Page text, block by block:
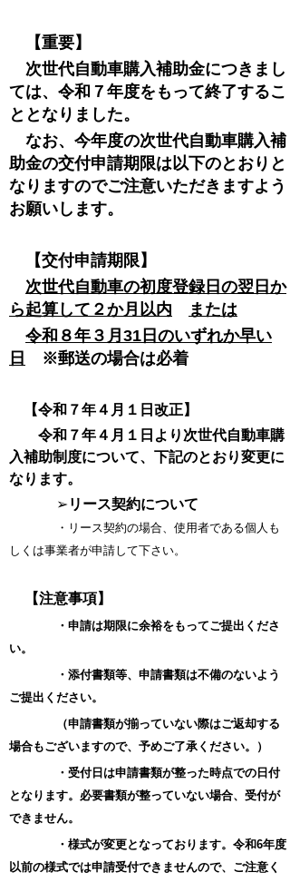
【重要】
次世代自動車購入補助金につきまし
ては、令和７年度をもって終了するこ
ととなりました。
なお、今年度の次世代自動車購入補
助金の交付申請期限は以下のとおりと
なりますのでご注意いただきますよう
お願いします。
【交付申請期限】
次世代自動車の初度登録日の翌日か
ら起算して２か月以内
または
令和８年３月31日のいずれか早い
日
※郵送の場合は必着
【令和７年４月１日改正】
令和７年４月１日より次世代自動車購
入補助制度について、下記のとおり変更に
なります。
➢ リース契約について
・リース契約の場合、使用者である個人も
しくは事業者が申請して下さい。
【注意事項】
・申請は期限に余裕をもってご提出くださ
い。
・添付書類等、申請書類は不備のないよう
ご提出ください。
（申請書類が揃っていない際はご返却する
場合もございますので、予めご了承ください。）
・受付日は申請書類が整った時点での日付
となります。必要書類が整っていない場合、受付が
できません。
・様式が変更となっております。令和6年度
以前の様式では申請受付できませんので、ご注意く